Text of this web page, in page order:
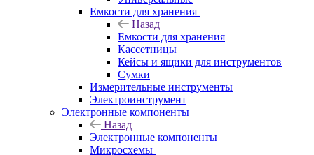
Емкости для хранения
Назад
Емкости для хранения
Кассетницы
Кейсы и ящики для инструментов
Сумки
Измерительные инструменты
Электроинструмент
Электронные компоненты
Назад
Электронные компоненты
Микросхемы